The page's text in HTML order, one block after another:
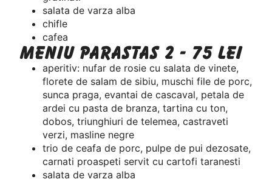
salata de varza alba
chifle
cafea
Meniu Parastas 2 - 75 lei
aperitiv: nufar de rosie cu salata de vinete,
florete de salam de sibiu, muschi file de porc,
sunca praga, evantai de cascaval, petala de
ardei cu pasta de branza, tartina cu ton,
dobos, triunghiuri de telemea, castraveti
verzi, masline negre
trio de ceafa de porc, pulpe de pui dezosate,
carnati proaspeti servit cu cartofi taranesti
salata de varza alba